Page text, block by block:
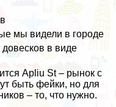
мы видели в городе
в виде
Apliu St – рынок с
быть фейки, но для
– то, что нужно.